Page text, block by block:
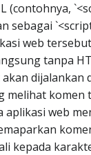
(contohnya,
sebagai
web
tanpa
dijalankan
melihat komen
aplikasi web
kepada